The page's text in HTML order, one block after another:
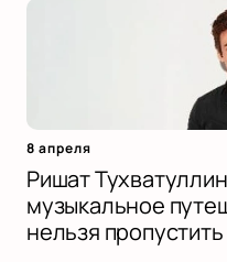
8 апреля
Ришат
музыкальное
нельзя пропустить